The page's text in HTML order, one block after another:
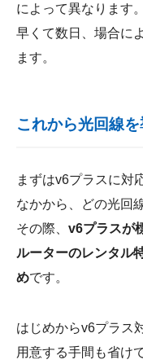
によって異なります。
早くて数日、場合に
ます。
これから光回線
まずはv6プラスに対
なかから、どの光回
その際、 v6プラスが
ルーターのレンタル
めです。
はじめからv6プラス
用意する手間も省け